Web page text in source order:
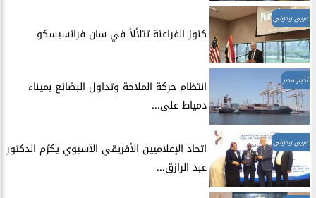
عربي ودولي
​كنوز الفراعنة تتلألأ في سان فرانسيسكو
أخبار مصر
انتظام حركة الملاحة وتداول البضائع بميناء
دمياط على...
عربي ودولي
اتحاد الإعلاميين الأفريقي الآسيوي يكرّم الدكتور
عبد الرازق...